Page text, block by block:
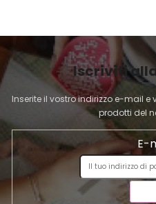
G
N
A
Iscriviti
Inserite il vostro indirizzo e-mail
prodotti del
E-